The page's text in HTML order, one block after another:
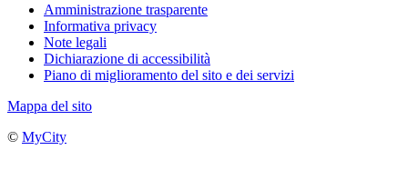
Amministrazione trasparente
Informativa privacy
Note legali
Dichiarazione di accessibilità
Piano di miglioramento del sito e dei servizi
Mappa del sito
© MyCity